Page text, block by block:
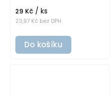
23,97 Kč bez DPH
29 Kč / ks
Do košíku